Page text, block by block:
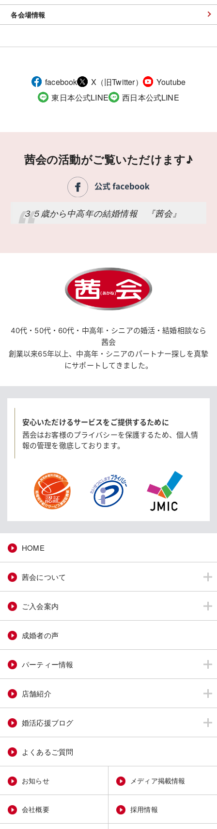
各会場情報
facebook X（旧Twitter）
Youtube
東日本公式LINE
西日本公式LINE
茜会の活動がご覧いただけます♪
３５歳から中高年の結婚情報 『茜会』
40代・50代・60代・中高年・シニアの婚活・結婚相談なら
茜会
創業以来65年以上、中高年・シニアのパートナー探しを真摯
にサポートしてきました。
安心いただけるサービスをご提供するために
茜会はお客様のプライバシーを保護するため、 個人情
報の管理を徹底しております。
HOME
茜会について
ご入会案内
成婚者の声
パーティー情報
店舗紹介
婚活応援ブログ
よくあるご質問
お知らせ メディア掲載情報
会社概要 採用情報